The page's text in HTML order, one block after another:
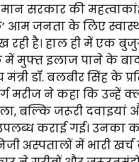
सरकार की
आम जनता के लिए
रही है। हाल ही में एक
मुफ्त इलाज पाने के
डॉ. बलबीर सिंह के
मरीज ने कहा कि
बल्कि जरूरी दवाइयां
कराई गई। उनका
अस्पतालों में भारी खर्च